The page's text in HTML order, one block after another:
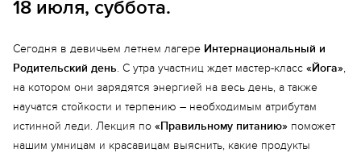
18 июля, суббота.
Сегодня в девичьем летнем лагере Интернациональный и
Родительский день. С утра участниц ждет мастер-класс «Йога»,
на котором они зарядятся энергией на весь день, а также
научатся стойкости и терпению – необходимым атрибутам
истинной леди. Лекция по «Правильному питанию» поможет
нашим умницам и красавицам выяснить, какие продукты